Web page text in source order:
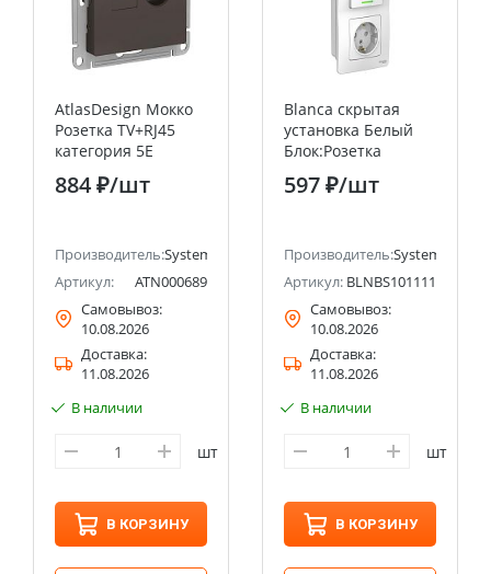
(ранее Schneider Electric)
AtlasDesign Мокко
Розетка TV+RJ45
категория 5E
Systeme Electric
(Schneider Electric)
884 ₽/шт
Производитель:Systeme Electric (ранее Schneider Electric)
Артикул:
ATN000689
Самовывоз:
10.08.2026
Доставка:
11.08.2026
В наличии
шт
В КОРЗИНУ
Blanca скрытая
установка Белый
Блок:Розетка
заземляющий
контакт шт
1кл. Systeme
Electric (Schneider
Electric)
597 ₽/шт
Производитель:Systeme
Артикул: BLNBS101111
Самовывоз:
10.08.2026
Доставка:
11.08.2026
В наличии
шт
В КОРЗИНУ